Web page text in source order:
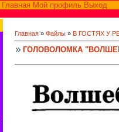
Главная Мой профиль Выход
Главная » Файлы » В ГОСТЯХ У
ГОЛОВОЛОМКА